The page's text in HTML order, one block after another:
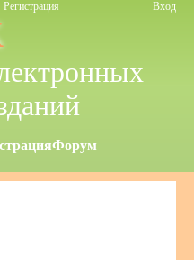
Регистрация Вход
Форум